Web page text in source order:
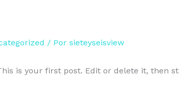
/ Por sieteyseisview
is your first post. Edit or delete it, then